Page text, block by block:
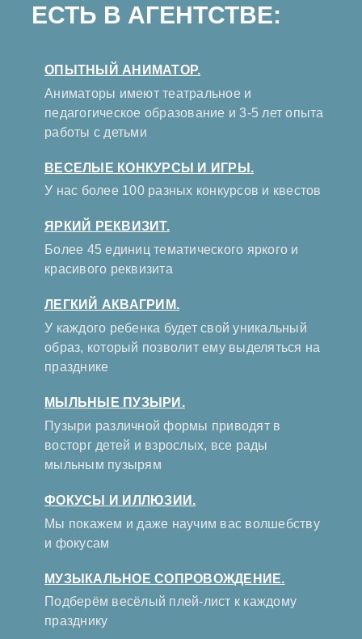
ЕСТЬ В АГЕНТСТВЕ:
ОПЫТНЫЙ АНИМАТОР.
Аниматоры имеют театральное и
педагогическое образование и 3-5 лет опыта
работы с детьми
ВЕСЕЛЫЕ КОНКУРСЫ И ИГРЫ.
У нас более 100 разных конкурсов и квестов
ЯРКИЙ РЕКВИЗИТ.
Более 45 единиц тематического яркого и
красивого реквизита
ЛЕГКИЙ АКВАГРИМ.
У каждого ребенка будет свой уникальный
образ, который позволит ему выделяться на
празднике
МЫЛЬНЫЕ ПУЗЫРИ.
Пузыри различной формы приводят в
восторг детей и взрослых, все рады
мыльным пузырям
ФОКУСЫ И ИЛЛЮЗИИ.
Мы покажем и даже научим вас волшебству
и фокусам
МУЗЫКАЛЬНОЕ СОПРОВОЖДЕНИЕ.
Подберём весёлый плей-лист к каждому
празднику